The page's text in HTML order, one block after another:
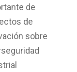
de
de
sobre